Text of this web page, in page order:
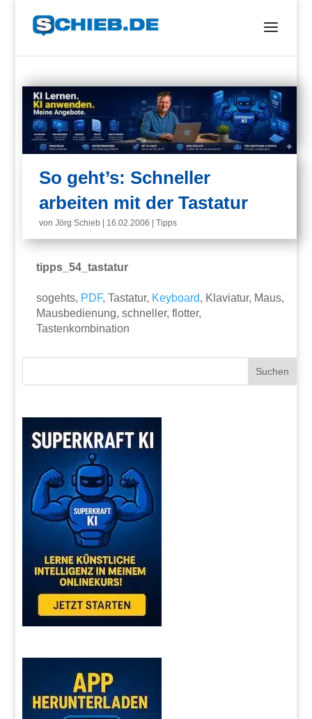
So geht’s: Schneller
arbeiten mit der Tastatur
vonJörg Schieb 16.02.2006 |Tipps
tipps_54_tastatur
sogehts, PDF, Tastatur, Keyboard, Klaviatur, Maus,
Mausbedienung, schneller, flotter,
Tastenkombination